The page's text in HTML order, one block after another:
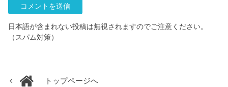
日本語が含まれない投稿は無視されますのでご注意ください。
（スパム対策）
トップページへ